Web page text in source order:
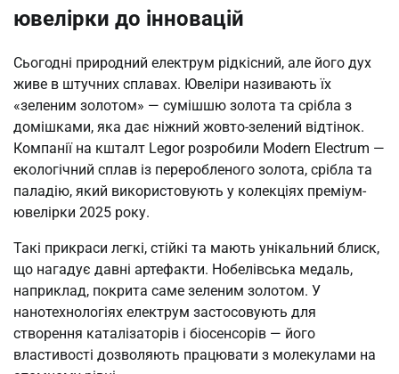
ювелірки до інновацій
Сьогодні природний електрум рідкісний, але його дух
живе в штучних сплавах. Ювеліри називають їх
«зеленим золотом» — сумішшю золота та срібла з
домішками, яка дає ніжний жовто-зелений відтінок.
Компанії на кшталт Legor розробили Modern Electrum —
екологічний сплав із переробленого золота, срібла та
паладію, який використовують у колекціях преміум-
ювелірки 2025 року.
Такі прикраси легкі, стійкі та мають унікальний блиск,
що нагадує давні артефакти. Нобелівська медаль,
наприклад, покрита саме зеленим золотом. У
нанотехнологіях електрум застосовують для
створення каталізаторів і біосенсорів — його
властивості дозволяють працювати з молекулами на